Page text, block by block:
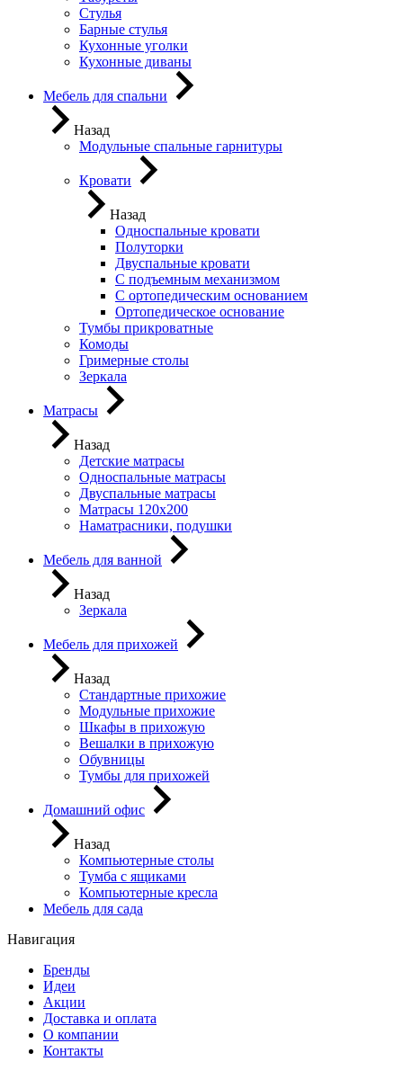
Стулья
Барные стулья
Кухонные уголки
Кухонные диваны
Мебель для спальни
Назад
Модульные спальные гарнитуры
Кровати
Назад
Односпальные кровати
Полуторки
Двуспальные кровати
С подъемным механизмом
С ортопедическим основанием
Ортопедическое основание
Тумбы прикроватные
Комоды
Гримерные столы
Зеркала
Матрасы
Назад
Детские матрасы
Односпальные матрасы
Двуспальные матрасы
Матрасы 120х200
Наматрасники, подушки
Мебель для ванной
Назад
Зеркала
Мебель для прихожей
Назад
Стандартные прихожие
Модульные прихожие
Шкафы в прихожую
Вешалки в прихожую
Обувницы
Тумбы для прихожей
Домашний офис
Назад
Компьютерные столы
Тумба с ящиками
Компьютерные кресла
Мебель для сада
Навигация
Бренды
Идеи
Акции
Доставка и оплата
О компании
Контакты